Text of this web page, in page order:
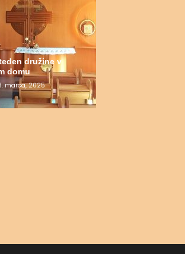
družine v
domu
marca, 2025